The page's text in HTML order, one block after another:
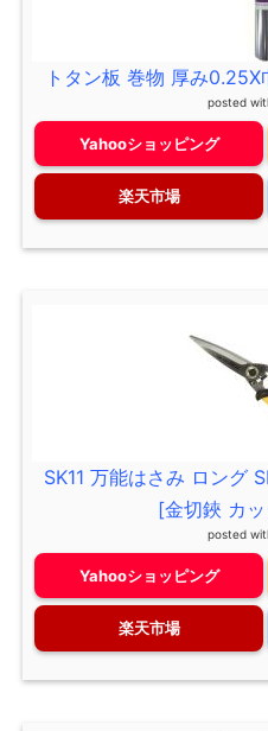
トタン板 巻物 厚み
posted
Yahooショッピング
楽天市場
SK11 万能はさみ ロング
[金切鋏 カ
posted
Yahooショッピング
楽天市場